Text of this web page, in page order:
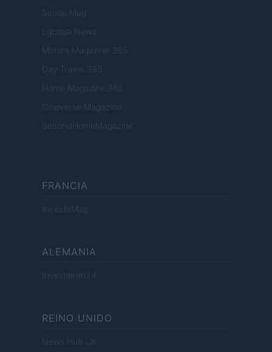
Scoop Mag
Lgbtqia News
Motors Magazine 365
Day Travel 365
Home Magazine 365
Cineverse Magazine
SecondHomeMagazine
FRANCIA
InvestirMag
ALEMANIA
Investieren24
REINO UNIDO
News Hub UK